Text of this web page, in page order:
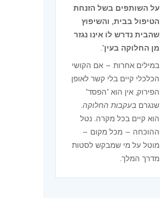
על השותפים בשל הזנחת
הטיפול בבית, והשיפוץ
שהבית נדרש לו אינו נגזר
מן החלוקה בעין".
במילים אחרות — אם הקושי
הכלכלי קיים בלי קשר לאופן
הפירוק, אין הוא "הפסד"
שנגרם בעקבות החלוקה.
הוא קיים בכל מקרה. נטל
ההוכחה — מכל מקום —
מוטל על מי שמבקש לסטות
מדרך המלך.